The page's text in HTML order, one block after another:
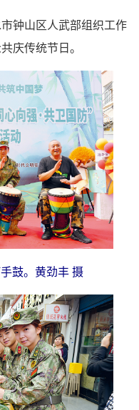
钟山区人武部组织工作
庆传统节日。
鼓。黄劲丰 摄